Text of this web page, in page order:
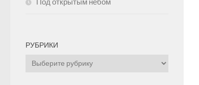
Под открытым небом
РУБРИКИ
Рубрики